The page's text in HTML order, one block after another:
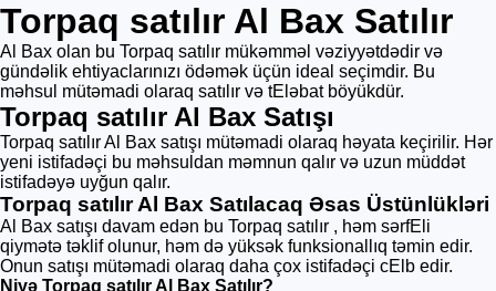
Torpaq satılır Al Bax Satılır
Al Bax olan bu Torpaq satılır mükəmməl vəziyyətdədir və
gündəlik ehtiyaclarınızı ödəmək üçün ideal seçimdir. Bu
məhsul mütəmadi olaraq satılır və tEləbat böyükdür.
Torpaq satılır Al Bax Satışı
Torpaq satılır Al Bax satışı mütəmadi olaraq həyata keçirilir. Hər
yeni istifadəçi bu məhsuldan məmnun qalır və uzun müddət
istifadəyə uyğun qalır.
Torpaq satılır Al Bax Satılacaq Əsas Üstünlükləri
Al Bax satışı davam edən bu Torpaq satılır , həm sərfEli
qiymətə təklif olunur, həm də yüksək funksionallıq təmin edir.
Onun satışı mütəmadi olaraq daha çox istifadəçi cElb edir.
Niyə Torpaq satılır Al Bax Satılır?